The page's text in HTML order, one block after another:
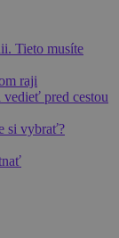
Tieto musíte
raji
pred cestou
si vybrať?